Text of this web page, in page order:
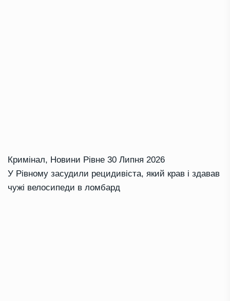
Кримінал, Новини Рівне 30 Липня 2026
У Рівному засудили рецидивіста, який крав і здавав
чужі велосипеди в ломбард